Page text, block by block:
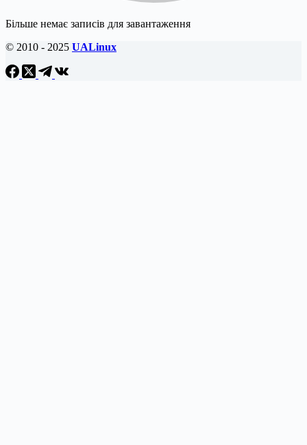
Більше немає записів для завантаження
© 2010 - 2025 UALinux